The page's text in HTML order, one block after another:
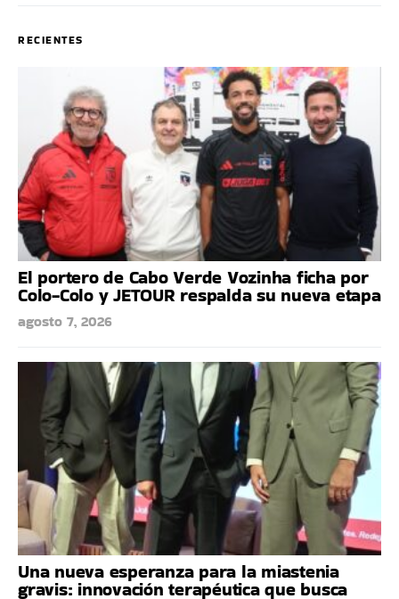
RECIENTES
El portero de Cabo Verde Vozinha ficha por
Colo-Colo y JETOUR respalda su nueva etapa
agosto 7, 2026
Una nueva esperanza para la miastenia
gravis: innovación terapéutica que busca